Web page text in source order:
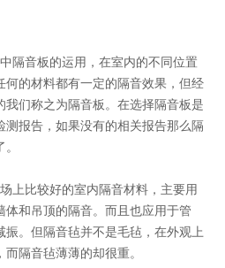
隔音板的运用，在室内的不同位置
何的材料都有一定的隔音效果，但经
我们称之为隔音板。在选择隔音板是
测报告，如果没有的相关报告那么隔
上比较好的室内隔音材料，主要用
和吊顶的隔音。而且也应用于管
。但隔音毡并不是毛毡，在外观上
隔音毡薄薄的却很重。